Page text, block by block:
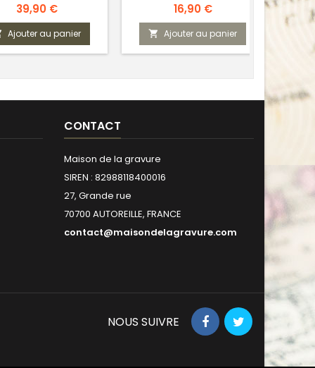
Prix
39,90 €
Ajouter au panier
Prix
16,90 €
 Ajouter au panier
CONTACT
Maison de la gravure
SIREN : 82988118400016
27, Grande rue
70700 AUTOREILLE, FRANCE
contact@maisondelagravure.com
NOUS SUIVRE